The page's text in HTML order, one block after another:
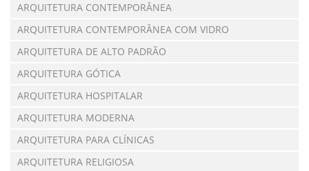
ARQUITETURA CONTEMPORÂNEA
ARQUITETURA CONTEMPORÂNEA COM VIDRO
ARQUITETURA DE ALTO PADRÃO
ARQUITETURA GÓTICA
ARQUITETURA HOSPITALAR
ARQUITETURA MODERNA
ARQUITETURA PARA CLÍNICAS
ARQUITETURA RELIGIOSA